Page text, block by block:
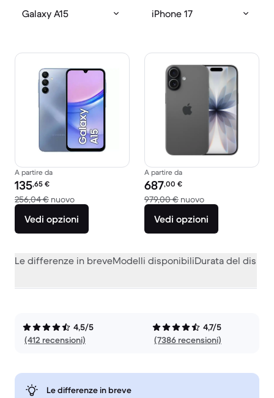
Galaxy A15 iPhone 17
A partire da
Prezzo del ricondizionato:
135,65 €
256,04 € nuovoRispetto a 256,04 € del nuovo
Vedi opzioni
A partire da
Prezzo del ricondizionato:
687,00 €
979,00 € nuovoRispetto a 979,00
Vedi opzioni
Le differenze in breveModelli disponibiliDurata del
4,5/5
(412 recensioni)
4,7/5
(7386 recensioni)
Le differenze in breve